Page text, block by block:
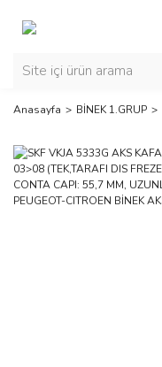
Anasayfa BİNEK 1.GRUP